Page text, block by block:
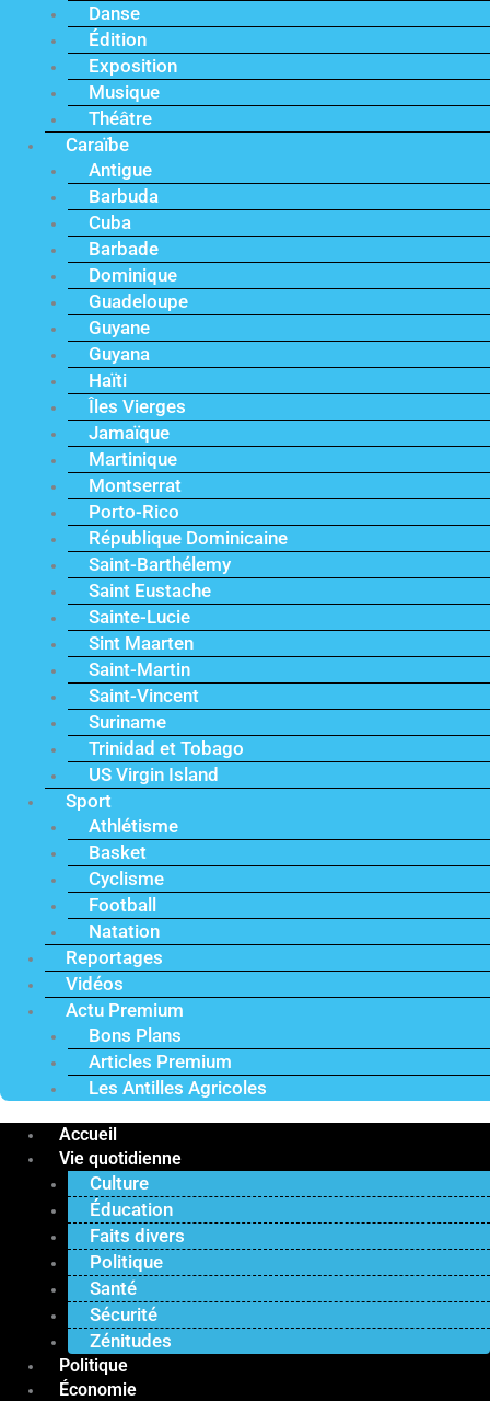
Danse
Édition
Exposition
Musique
Théâtre
Caraïbe
Antigue
Barbuda
Cuba
Barbade
Dominique
Guadeloupe
Guyane
Guyana
Haïti
Îles Vierges
Jamaïque
Martinique
Montserrat
Porto-Rico
République Dominicaine
Saint-Barthélemy
Saint Eustache
Sainte-Lucie
Sint Maarten
Saint-Martin
Saint-Vincent
Suriname
Trinidad et Tobago
US Virgin Island
Sport
Athlétisme
Basket
Cyclisme
Football
Natation
Reportages
Vidéos
Actu Premium
Bons Plans
Articles Premium
Les Antilles Agricoles
Accueil
Vie quotidienne
Culture
Éducation
Faits divers
Politique
Santé
Sécurité
Zénitudes
Politique
Économie